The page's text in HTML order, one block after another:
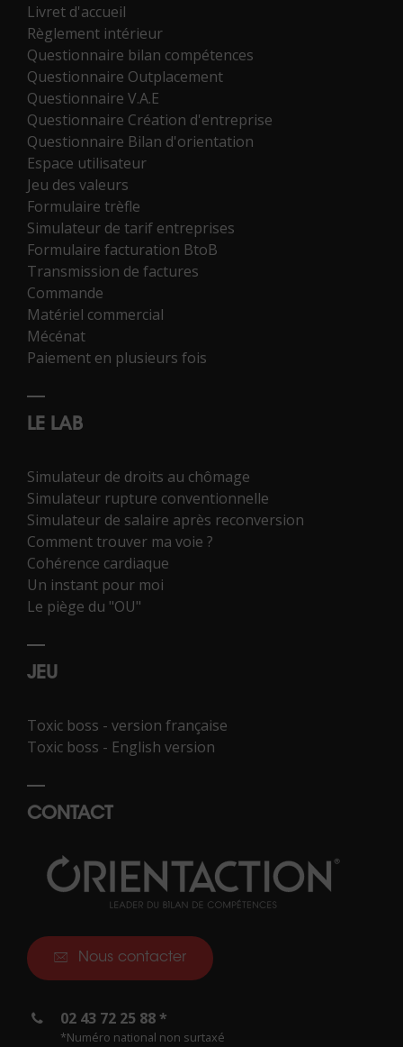
Livret d'accueil
Règlement intérieur
Questionnaire bilan compétences
Questionnaire Outplacement
Questionnaire V.A.E
Questionnaire Création d'entreprise
Questionnaire Bilan d'orientation
Espace utilisateur
Jeu des valeurs
Formulaire trèfle
Simulateur de tarif entreprises
Formulaire facturation BtoB
Transmission de factures
Commande
Matériel commercial
Mécénat
Paiement en plusieurs fois
LE LAB
Simulateur de droits au chômage
Simulateur rupture conventionnelle
Simulateur de salaire après reconversion
Comment trouver ma voie ?
Cohérence cardiaque
Un instant pour moi
Le piège du "OU"
JEU
Toxic boss - version française
Toxic boss - English version
CONTACT
Nous contacter
02 43 72 25 88 *
*Numéro national non surtaxé